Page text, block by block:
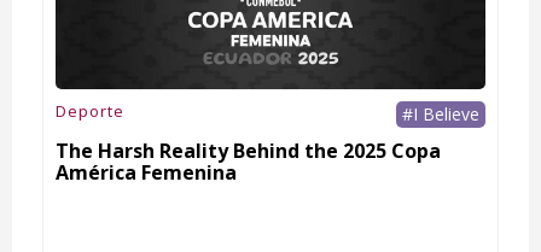
Deporte #I Believe
The Harsh Reality Behind the 2025 Copa
América Femenina